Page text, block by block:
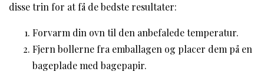
disse trin for at få de bedste resultater:
Forvarm din ovn til den anbefalede temperatur.
Fjern bollerne fra emballagen og placer dem på en
bageplade med bagepapir.